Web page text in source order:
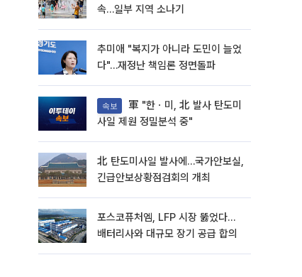
속…일부 지역 소나기
추미애 "복지가 아니라 도민이 늘었
다"…재정난 책임론 정면돌파
속보
사일 제원 정밀분석 중"
北 탄도미사일 발사에…국가안보실,
긴급안보상황점검회의 개최
포스코퓨처엠, LFP 시장 뚫었다…
배터리사와 대규모 장기 공급 합의